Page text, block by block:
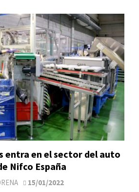
entra en el sector del auto
Nifco España
15/01/2022